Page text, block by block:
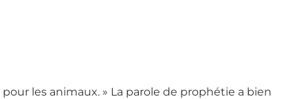
les animaux. » La parole de prophétie a bien